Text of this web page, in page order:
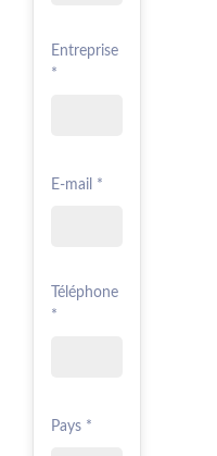
Entreprise
*
E-mail *
Téléphone
*
Pays *